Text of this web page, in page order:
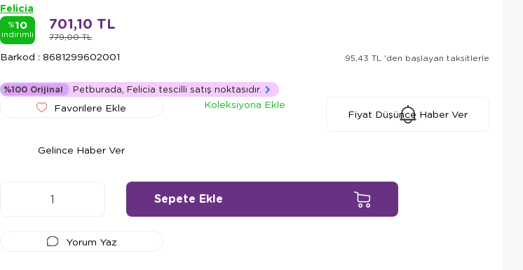
Felicia
%10
indirimli 779,00 TL
701,10 TL
Barkod : 8681299602001 95,43 TL 'den başlayan taksitlerle
%100 Orijinal Petburada, Felicia tescilli satış noktasıdır.
Favorilere Ekle
Koleksiyona Ekle
Fiyat Düşünce Haber Ver
Gelince Haber Ver
Yorum Yaz